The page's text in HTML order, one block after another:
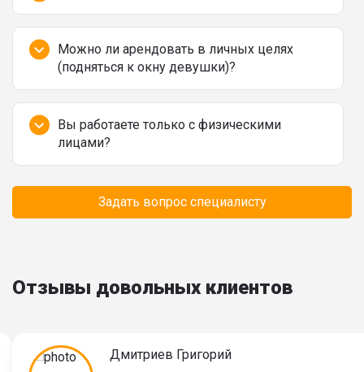
Можно ли арендовать в личных целях
(подняться к окну девушки)?
Вы работаете только с физическими
лицами?
Время минимального заказа автовышки?
Задать вопрос специалисту
Отзывы довольных клиентов
Дмитриев Григорий